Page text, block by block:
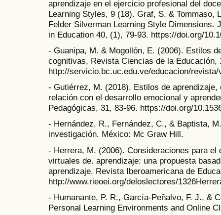
aprendizaje en el ejercicio profesional del
Learning Styles, 9 (18). Graf, S. & Tommaso,
Felder Silverman Learning Style Dimensions.
in Education 40, (1), 79-93. https://doi.org/
- Guanipa, M. & Mogollón, E. (2006). Estilos
cognitivas, Revista Ciencias de la Educación,
http://servicio.bc.uc.edu.ve/educacion/revista/
- Gutiérrez, M. (2018). Estilos de aprendizaje,
relación con el desarrollo emocional y
Pedagógicas, 31, 83-96. https://doi.org/
- Hernández, R., Fernández, C., & Baptista,
investigación. México: Mc Graw Hill.
- Herrera, M. (2006). Consideraciones para el
virtuales de. aprendizaje: una propuesta
aprendizaje. Revista Iberoamericana de
http://www.rieoei.org/deloslectores/
- Humanante, P. R., García-Peñalvo, F. J., &
Personal Learning Environments and Online